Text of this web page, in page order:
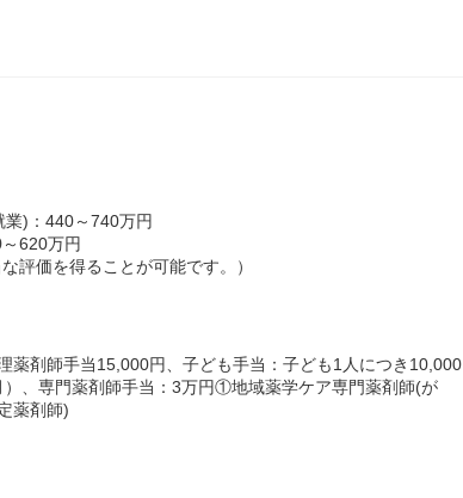
業)：440～740万円
620万円
評価を得ることが可能です。）
師手当15,000円、子ども手当：子ども1人につき10,000
、専門薬剤師手当：3万円①地域薬学ケア専門薬剤師(が
薬剤師)